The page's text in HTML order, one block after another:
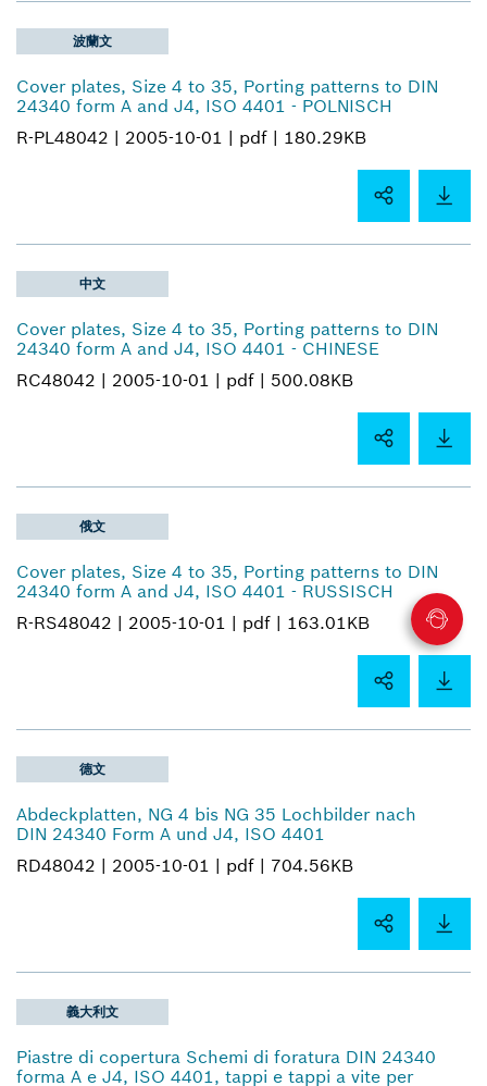
波蘭文
Cover plates, Size 4 to 35, Porting patterns to DIN
24340 form A and J4, ISO 4401 - POLNISCH
R-PL48042 | 2005-10-01 | pdf | 180.29KB
中文
Cover plates, Size 4 to 35, Porting patterns to DIN
24340 form A and J4, ISO 4401 - CHINESE
RC48042 | 2005-10-01 | pdf | 500.08KB
俄文
Cover plates, Size 4 to 35, Porting patterns to DIN
24340 form A and J4, ISO 4401 - RUSSISCH
R-RS48042 | 2005-10-01 | pdf | 163.01KB
德文
Abdeckplatten, NG 4 bis NG 35 Lochbilder nach
DIN 24340 Form A und J4, ISO 4401
RD48042 | 2005-10-01 | pdf | 704.56KB
義大利文
Piastre di copertura Schemi di foratura DIN 24340
forma A e J4, ISO 4401, tappi e tappi a vite per